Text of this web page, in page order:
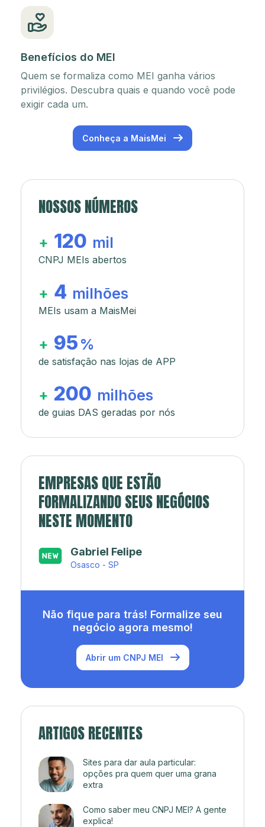
Benefícios do MEI
Quem se formaliza como MEI ganha vários
privilégios. Descubra quais e quando você pode
exigir cada um.
Conheça a MaisMei
NOSSOS NÚMEROS
+ 120 mil
CNPJ MEIs abertos
+ 4 milhões
MEIs usam a MaisMei
+ 95 %
de satisfação nas lojas de APP
+ 200 milhões
de guias DAS geradas por nós
EMPRESAS QUE ESTÃO
FORMALIZANDO SEUS NEGÓCIOS
NESTE MOMENTO
Japa’s açaí e sorveteria
Rio de Janeiro - RJ
Não fique para trás! Formalize seu
negócio agora mesmo!
Abrir um CNPJ MEI
ARTIGOS RECENTES
Sites para dar aula particular:
opções pra quem quer uma grana
extra
Como saber meu CNPJ MEI? A gente
explica!